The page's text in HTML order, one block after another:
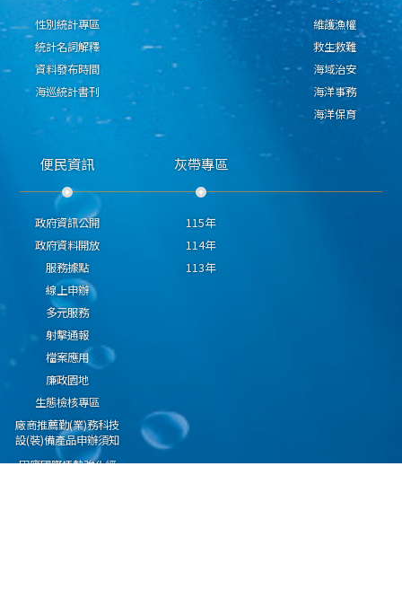
性別統計專區
統計名詞解釋
資料發布時間
海巡統計書刊
維護漁權
救生救難
海域治安
海洋事務
海洋保育
便民資訊
政府資訊公開
政府資料開放
服務據點
線上申辦
多元服務
射擊通報
檔案應用
廉政園地
生態檢核專區
廠商推薦勤(業)務科技
設(裝)備產品申辦須知
因應國際情勢強化經
灰帶專區
115年
114年
113年